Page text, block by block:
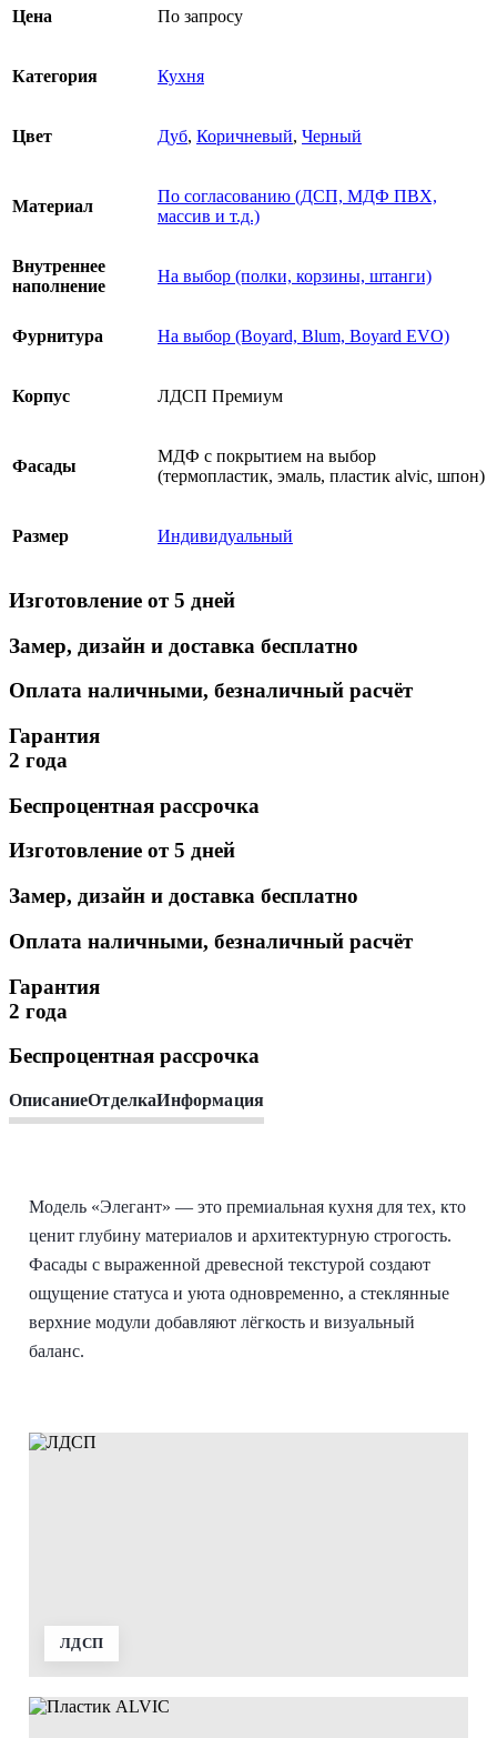
Цена По запросу
Категория Кухня
Цвет Дуб, Коричневый, Черный
Материал
По согласованию (ДСП, МДФ ПВХ,
массив и т.д.)
Внутреннее
наполнение
На выбор (полки, корзины, штанги)
Фурнитура На выбор (Boyard, Blum, Boyard EVO)
Корпус ЛДСП Премиум
Фасады
МДФ с покрытием на выбор
(термопластик, эмаль, пластик alvic, шпон)
Размер Индивидуальный
Изготовление от 5 дней
Замер, дизайн и доставка бесплатно
Оплата наличными, безналичный расчёт
Гарантия
2 года
Беспроцентная рассрочка
Изготовление от 5 дней
Замер, дизайн и доставка бесплатно
Оплата наличными, безналичный расчёт
Гарантия
2 года
Беспроцентная рассрочка
ОписаниеОтделкаИнформация
Модель «Элегант» — это премиальная кухня для тех, кто
ценит глубину материалов и архитектурную строгость.
Фасады с выраженной древесной текстурой создают
ощущение статуса и уюта одновременно, а стеклянные
верхние модули добавляют лёгкость и визуальный
баланс.
ЛДСП